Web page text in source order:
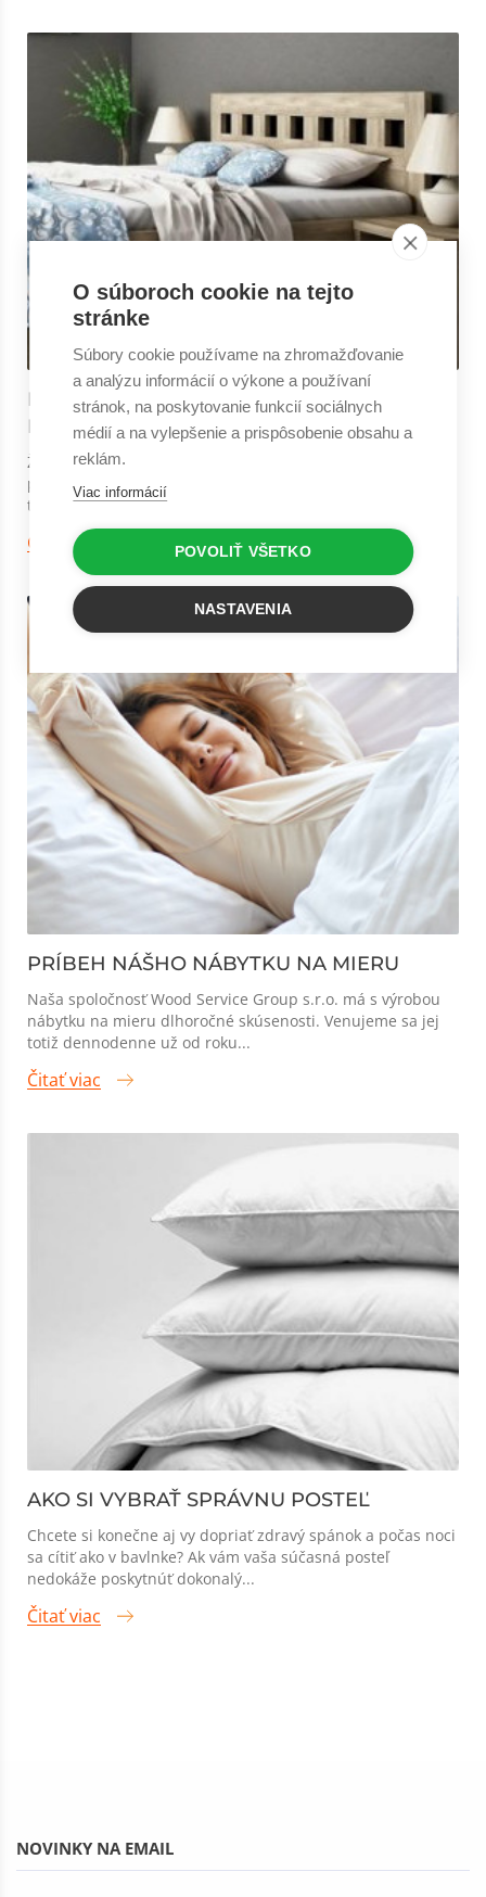
NETRADIČNÉ PAPLÓNY A PREHOZY S
NAŠITÝMI OBLIEČKAMI
Žiadna posteľ sa nezaobíde bez kvalitného paplónu či
prehozu. Aj tieto doplnky sa počas spánku podieľajú na
tvorbe toho najväčšieho pohod...
Čitať viac
PRÍBEH NÁŠHO NÁBYTKU NA MIERU
Naša spoločnosť Wood Service Group s.r.o. má s výrobou
nábytku na mieru dlhoročné skúsenosti. Venujeme sa jej
totiž dennodenne už od roku...
Čitať viac
AKO SI VYBRAŤ SPRÁVNU POSTEĽ
Chcete si konečne aj vy dopriať zdravý spánok a počas noci
sa cítiť ako v bavlnke? Ak vám vaša súčasná posteľ
nedokáže poskytnúť dokonalý...
Čitať viac
NOVINKY NA EMAIL
O súboroch cookie na tejto
stránke
Súbory cookie používame na zhromažďovanie
a analýzu informácií o výkone a používaní
stránok, na poskytovanie funkcií sociálnych
médií a na vylepšenie a prispôsobenie obsahu a
reklám.
Viac informácií
POVOLIŤ VŠETKO
NASTAVENIA